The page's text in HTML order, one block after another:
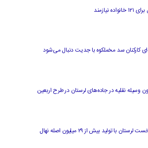
نیازمند
کارکنان سد مخملکوه با جدیت دنبال می‌شود
با تولید بیش از ۲۹ میلیون اصله نهال